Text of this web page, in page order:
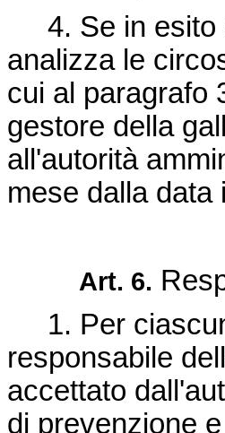
4. Se in
analizza le
cui al paragrafo
gestore della
all'autorità
mese dalla
Art. 6.
1. Per
responsabile
accettato
di prevenzione